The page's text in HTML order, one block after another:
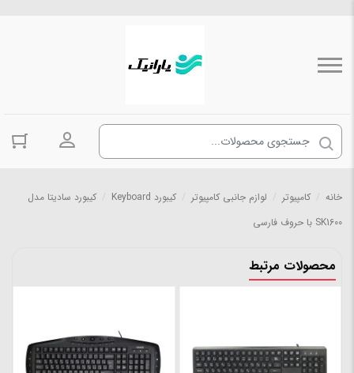
ورود به
خانه کامپیوتر لوازم جانبی کامپیوتر کیبورد Keyboard
کیبورد سادیتا مدل
SK1600 با حروف فارسی
محصولات مرتبط